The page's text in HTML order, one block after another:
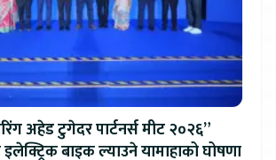
अहेड टुगेदर पार्टनर्स मीट २०२६”
बाइक ल्याउने यामाहाको घोषणा